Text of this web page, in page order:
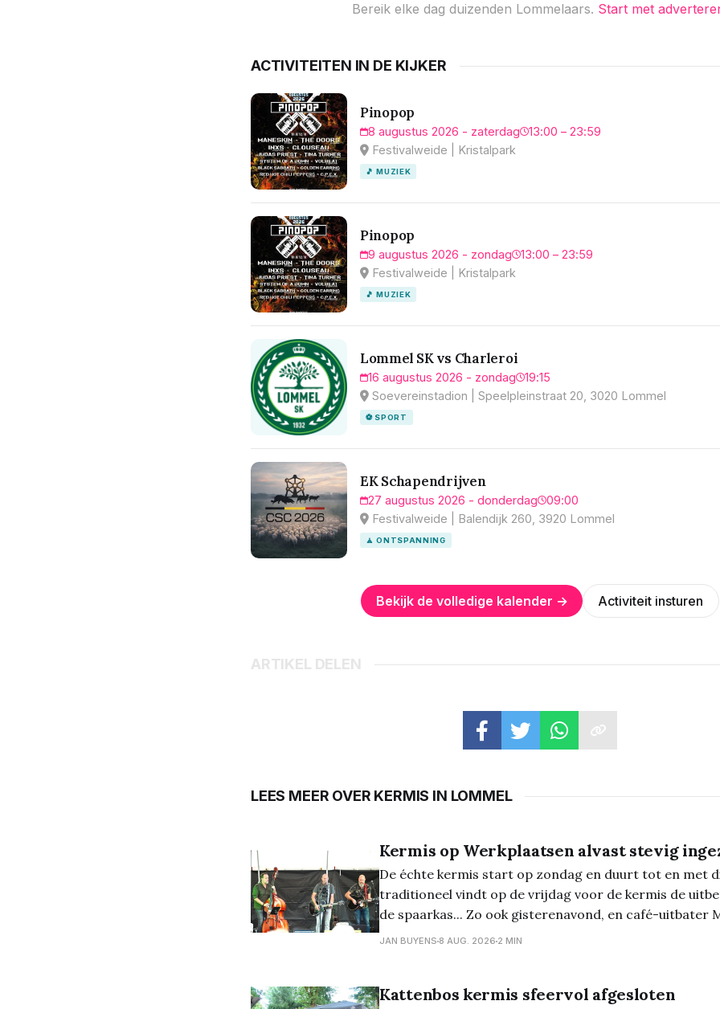
Bereik elke dag duizenden Lommelaars. Start met
ACTIVITEITEN IN DE KIJKER
Pinopop
8 augustus 2026 - zaterdag
13:00 – 23:59
Festivalweide | Kristalpark
🎵 MUZIEK
Pinopop
9 augustus 2026 - zondag
13:00 – 23:59
Festivalweide | Kristalpark
🎵 MUZIEK
Lommel SK vs Charleroi
16 augustus 2026 - zondag
19:15
Soevereinstadion | Speelpleinstraat 20, 3020 Lommel
⚽ SPORT
EK Schapendrijven
27 augustus 2026 - donderdag
09:00
Festivalweide | Balendijk 260, 3920 Lommel
🧘 ONTSPANNING
Bekijk de volledige kalender → Activiteit insturen
ARTIKEL DELEN
LEES MEER OVER KERMIS IN LOMMEL
Kermis op Werkplaatsen alvast stevig
De échte kermis start op zondag en duurt tot en met
traditioneel vindt op de vrijdag voor de kermis de
de spaarkas... Zo ook gisterenavond, en café-uitbater
deze gelegenheid ook een bijzonder optreden
JAN BUYENS 8 AUG. 2026 2 MIN
Kattenbos kermis sfeervol afgesloten